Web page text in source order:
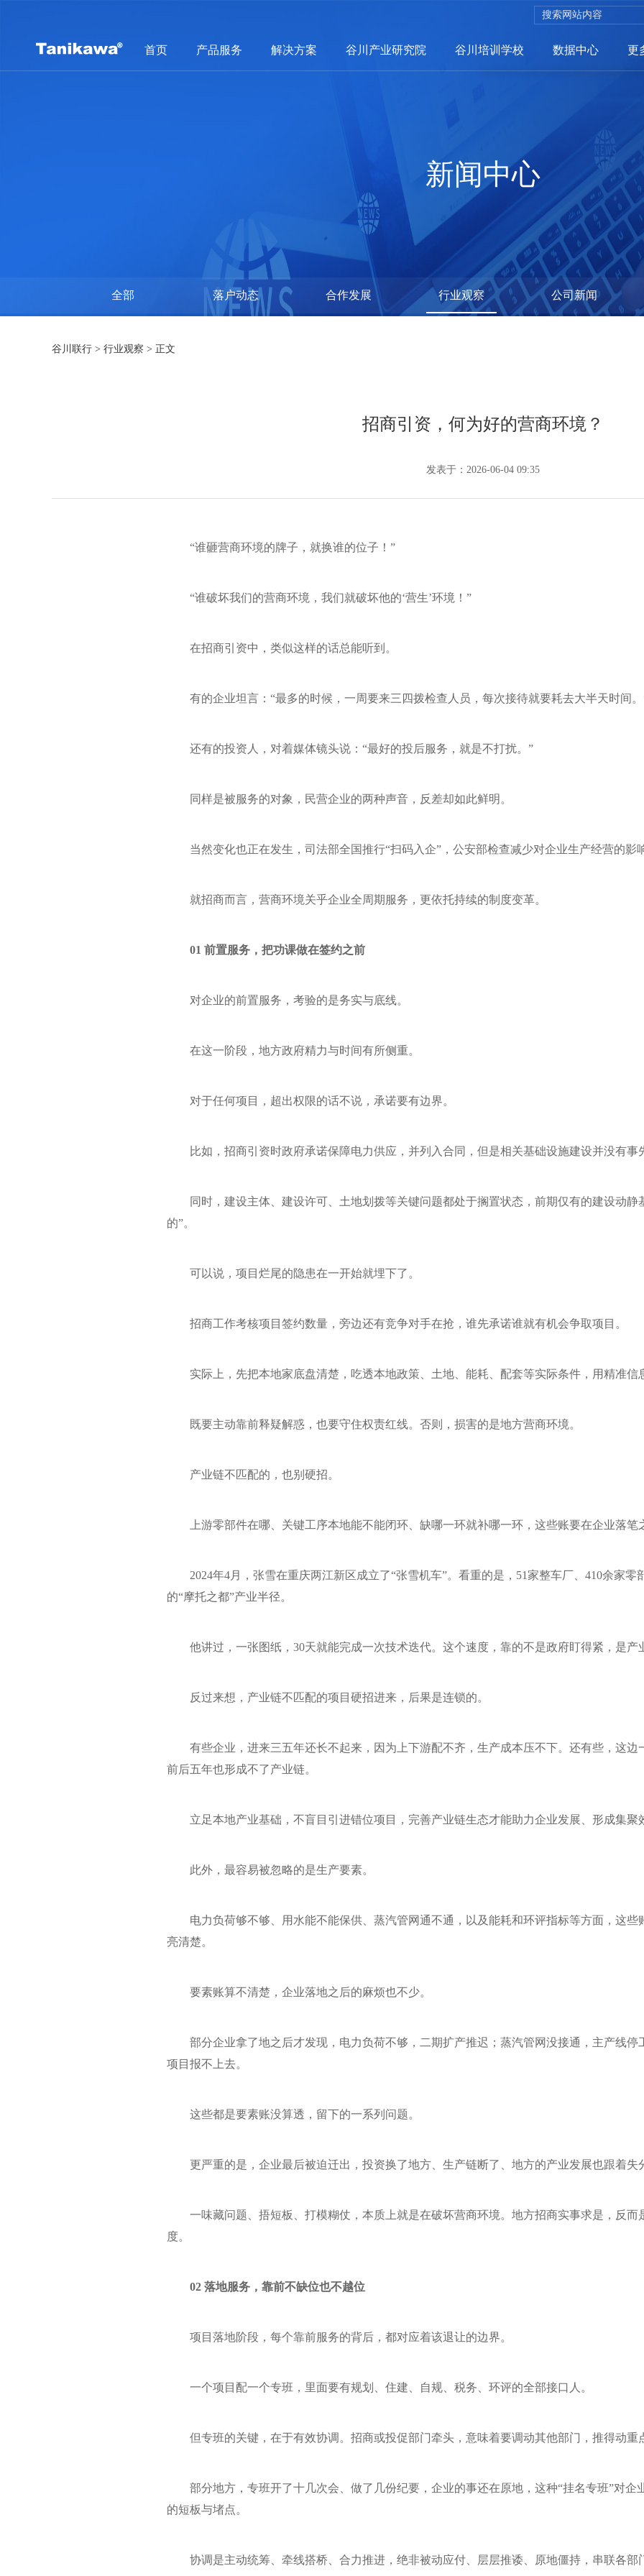
首页 产品服务 解决方案 谷川产业研究院 谷川培训学校 数据中心 更
招商网络 聪招网
企业服务
选哪儿网 政策兑现系统
新闻中心
全部 落户动态 合作发展 行业观察 公司新闻
谷川联行 > 行业观察 > 正文
招商引资，何为好的营商环境？
发表于：2026-06-04 09:35
“谁砸营商环境的牌子，就换谁的位子！”
“谁破坏我们的营商环境，我们就破坏他的‘营生’环境！”
在招商引资中，类似这样的话总能听到。
有的企业坦言：“最多的时候，一周要来三四拨检查人员，每次接待就要耗去大半天时间。
还有的投资人，对着媒体镜头说：“最好的投后服务，就是不打扰。”
同样是被服务的对象，民营企业的两种声音，反差却如此鲜明。
当然变化也正在发生，司法部全国推行“扫码入企”，公安部检查减少对企业生产经营的影
就招商而言，营商环境关乎企业全周期服务，更依托持续的制度变革。
01 前置服务，把功课做在签约之前
对企业的前置服务，考验的是务实与底线。
在这一阶段，地方政府精力与时间有所侧重。
对于任何项目，超出权限的话不说，承诺要有边界。
比如，招商引资时政府承诺保障电力供应，并列入合同，但是相关基础设施建设并没有事
同时，建设主体、建设许可、土地划拨等关键问题都处于搁置状态，前期仅有的建设动静
的”。
可以说，项目烂尾的隐患在一开始就埋下了。
招商工作考核项目签约数量，旁边还有竞争对手在抢，谁先承诺谁就有机会争取项目。
实际上，先把本地家底盘清楚，吃透本地政策、土地、能耗、配套等实际条件，用精准信
既要主动靠前释疑解惑，也要守住权责红线。否则，损害的是地方营商环境。
产业链不匹配的，也别硬招。
上游零部件在哪、关键工序本地能不能闭环、缺哪一环就补哪一环，这些账要在企业落笔
2024年4月，张雪在重庆两江新区成立了“张雪机车”。看重的是，51家整车厂、410余家零
的“摩托之都”产业半径。
他讲过，一张图纸，30天就能完成一次技术迭代。这个速度，靠的不是政府盯得紧，是产
反过来想，产业链不匹配的项目硬招进来，后果是连锁的。
有些企业，进来三五年还长不起来，因为上下游配不齐，生产成本压不下。还有些，这边
前后五年也形成不了产业链。
立足本地产业基础，不盲目引进错位项目，完善产业链生态才能助力企业发展、形成集聚
此外，最容易被忽略的是生产要素。
电力负荷够不够、用水能不能保供、蒸汽管网通不通，以及能耗和环评指标等方面，这
亮清楚。
要素账算不清楚，企业落地之后的麻烦也不少。
部分企业拿了地之后才发现，电力负荷不够，二期扩产推迟；蒸汽管网没接通，主产线停
项目报不上去。
这些都是要素账没算透，留下的一系列问题。
更严重的是，企业最后被迫迁出，投资换了地方、生产链断了、地方的产业发展也跟着失
一味藏问题、捂短板、打模糊仗，本质上就是在破坏营商环境。地方招商实事求是，反而
度。
02 落地服务，靠前不缺位也不越位
项目落地阶段，每个靠前服务的背后，都对应着该退让的边界。
一个项目配一个专班，里面要有规划、住建、自规、税务、环评的全部接口人。
但专班的关键，在于有效协调。招商或投促部门牵头，意味着要调动其他部门，推得动重
部分地方，专班开了十几次会、做了几份纪要，企业的事还在原地，这种“挂名专班”对企
的短板与堵点。
协调是主动统筹、牵线搭桥、合力推进，绝非被动应付、层层推诿、原地僵持，串联各部